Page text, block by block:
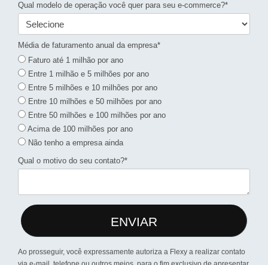
Qual modelo de operação você quer para seu e-commerce?*
Média de faturamento anual da empresa*
Faturo até 1 milhão por ano
Entre 1 milhão e 5 milhões por ano
Entre 5 milhões e 10 milhões por ano
Entre 10 milhões e 50 milhões por ano
Entre 50 milhões e 100 milhões por ano
Acima de 100 milhões por ano
Não tenho a empresa ainda
Qual o motivo do seu contato?*
ENVIAR
Ao prosseguir, você expressamente autoriza a Flexy a realizar contato